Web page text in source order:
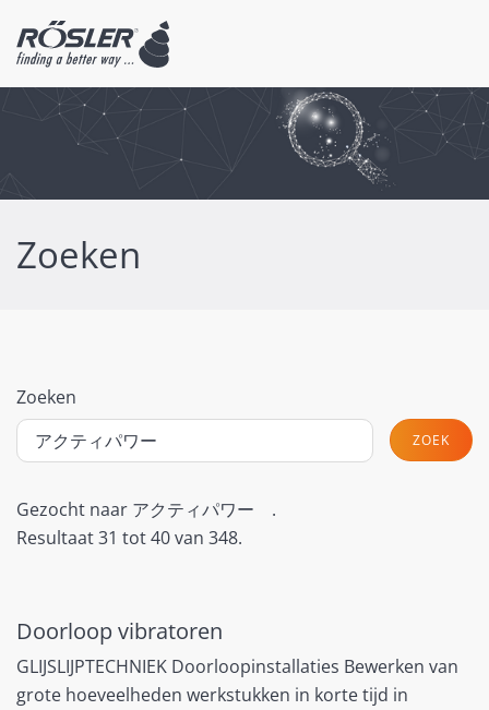
Zoeken
Zoeken
ZOEK
Gezocht naar アクティパワー .
Resultaat 31 tot 40 van 348.
Doorloop vibratoren
GLIJSLIJPTECHNIEK Doorloopinstallaties Bewerken van
grote hoeveelheden werkstukken in korte tijd in